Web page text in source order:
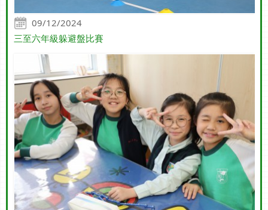
09/12/2024
三至六年級躲避盤比賽